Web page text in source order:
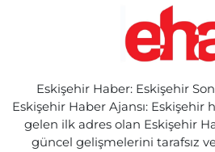
Eskişehir Haber: Eskişehir
Eskişehir Haber Ajansı:
gelen ilk adres olan Eskişehir
güncel gelişmelerini tarafsız